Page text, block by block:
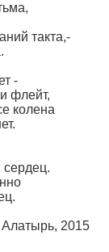
такта,-
-
флейт,
колена
сердец.
2015